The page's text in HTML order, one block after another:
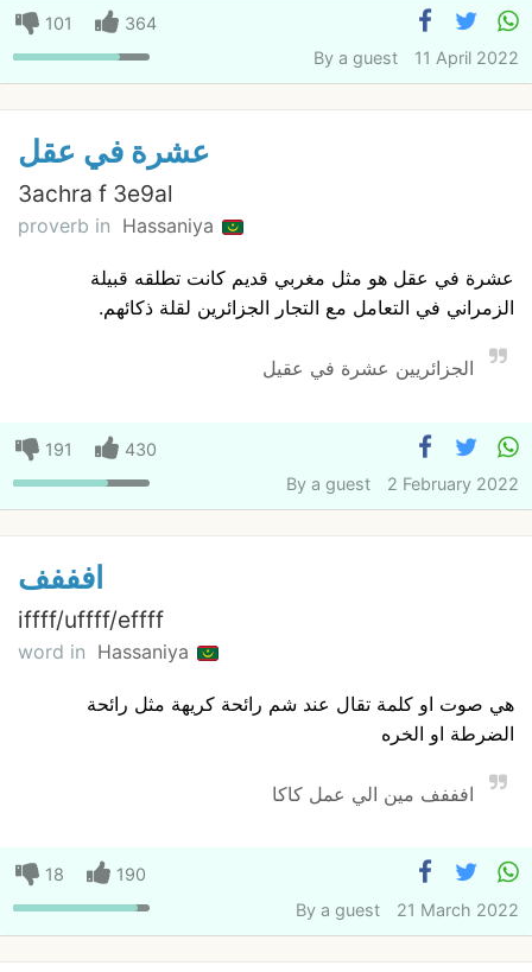
101
364
By a guest 11 April 2022
عشرة في عقل
3achra f 3e9al
proverb in Hassaniya
عشرة في عقل هو مثل مغربي قديم كانت تطلقه قبيلة
الزمراني في التعامل مع التجار الجزائرين لقلة ذكائهم.
الجزائريين عشرة في عقيل
191
430
By a guest 2 February 2022
افففف
iffff/uffff/effff
word in Hassaniya
هي صوت او كلمة تقال عند شم رائحة كريهة مثل رائحة
الضرطة او الخره
افففف مين الي عمل كاكا
18
190
By a guest 21 March 2022